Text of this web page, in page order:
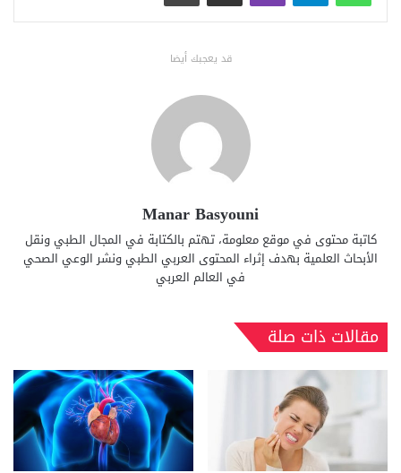
قد يعجبك أيضا
Manar Basyouni
كاتبة محتوى في موقع معلومة، تهتم بالكتابة في المجال الطبي ونقل
الأبحاث العلمية بهدف إثراء المحتوى العربي الطبي ونشر الوعي الصحي
في العالم العربي
مقالات ذات صلة